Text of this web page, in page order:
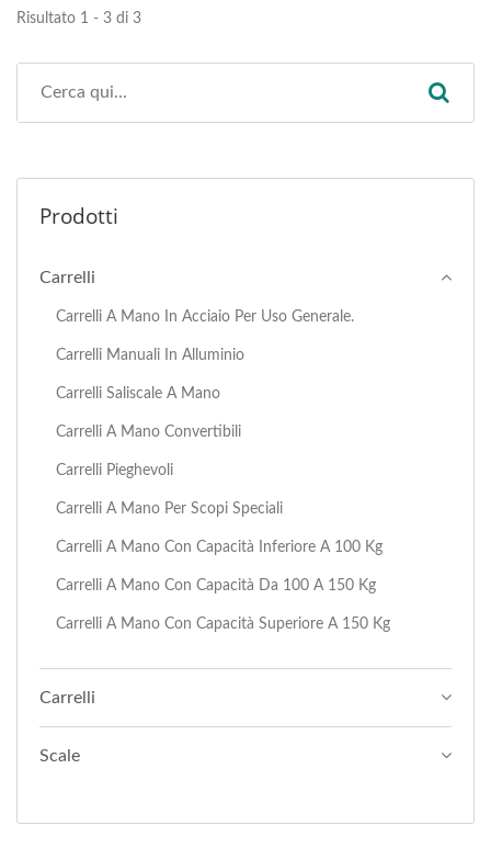
Risultato 1 - 3 di 3
Prodotti
Carrelli
Carrelli A Mano In Acciaio Per Uso Generale.
Carrelli Manuali In Alluminio
Carrelli Saliscale A Mano
Carrelli A Mano Convertibili
Carrelli Pieghevoli
Carrelli A Mano Per Scopi Speciali
Carrelli A Mano Con Capacità Inferiore A 100 Kg
Carrelli A Mano Con Capacità Da 100 A 150 Kg
Carrelli A Mano Con Capacità Superiore A 150 Kg
Carrelli
Scale